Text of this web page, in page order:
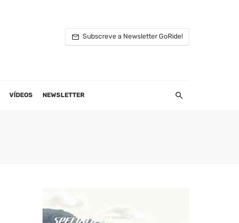
Subscreve a Newsletter GoRide!
VÍDEOS NEWSLETTER